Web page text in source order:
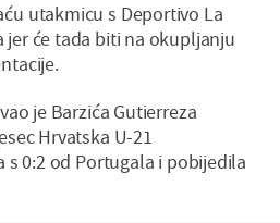
utakmicu s Deportivo La
jer će tada biti na okupljanju
je Barzića Gutierreza
Hrvatska U-21
s 0:2 od Portugala i pobijedila